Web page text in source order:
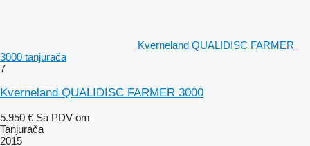
Kverneland QUALIDISC FARMER
3000 tanjurača
7
Kverneland QUALIDISC FARMER 3000
5.950 € Sa PDV-om
Tanjurača
2015